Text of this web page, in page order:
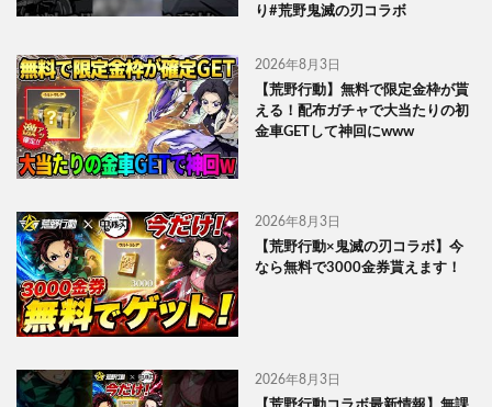
り#荒野鬼滅の刃コラボ
2026年8月3日
【荒野行動】無料で限定金枠が貰
える！配布ガチャで大当たりの初
金車GETして神回にwww
2026年8月3日
【荒野行動×鬼滅の刃コラボ】今
なら無料で3000金券貰えます！
2026年8月3日